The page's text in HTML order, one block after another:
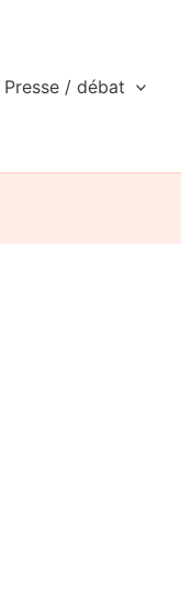
Presse / débat